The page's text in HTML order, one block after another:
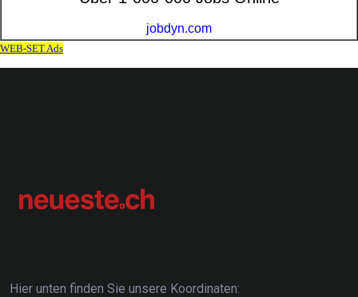
Hier unten finden Sie unsere Koordinaten: